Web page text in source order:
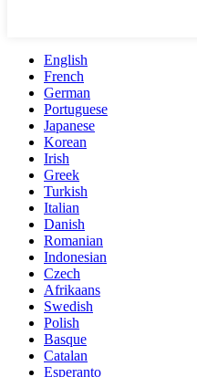
English
French
German
Portuguese
Japanese
Korean
Irish
Greek
Turkish
Italian
Danish
Romanian
Indonesian
Czech
Afrikaans
Swedish
Polish
Basque
Catalan
Esperanto